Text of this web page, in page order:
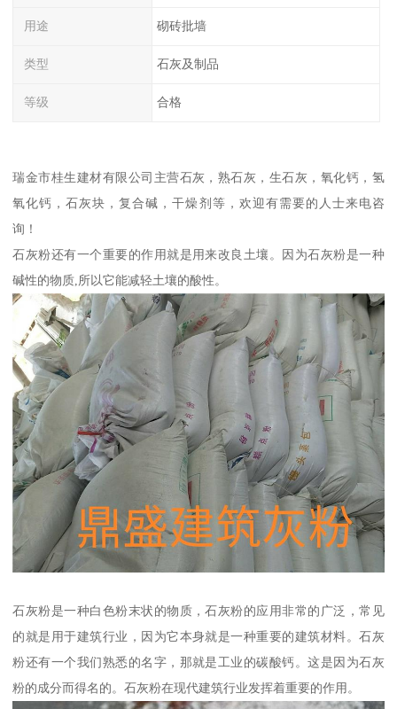
用途 砌砖批墙
类型 石灰及制品
等级 合格
瑞金市桂生建材有限公司主营石灰，熟石灰，生石灰，氧化钙，氢
氧化钙，石灰块，复合碱，干燥剂等，欢迎有需要的人士来电咨
询！
石灰粉还有一个重要的作用就是用来改良土壤。因为石灰粉是一种
碱性的物质,所以它能减轻土壤的酸性。
石灰粉是一种白色粉末状的物质，石灰粉的应用非常的广泛，常见
的就是用于建筑行业，因为它本身就是一种重要的建筑材料。石灰
粉还有一个我们熟悉的名字，那就是工业的碳酸钙。这是因为石灰
粉的成分而得名的。石灰粉在现代建筑行业发挥着重要的作用。